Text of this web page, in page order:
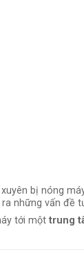
bị nóng
những vấn đề
tới một trung